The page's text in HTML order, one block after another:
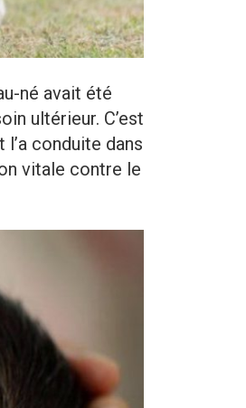
né avait été
ultérieur. C’est
conduite dans
vitale contre le